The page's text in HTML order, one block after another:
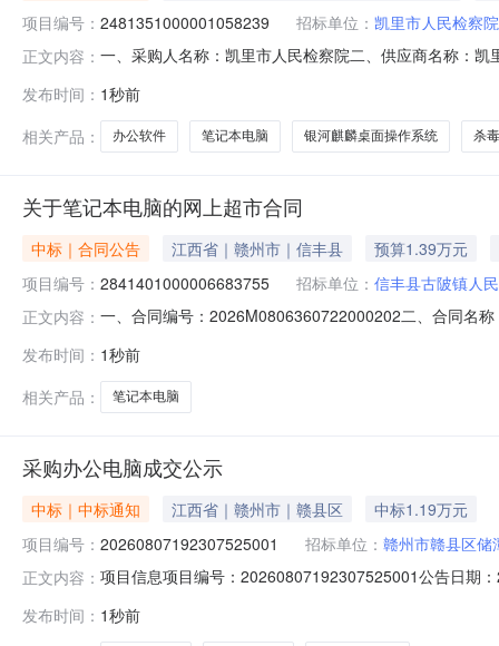
项目编号： 2481351000001058239 招标单位： 凯里市人民检察院
正文内容： 一、采购人名称：凯里市人民检察院二、供应商名称：
脑麒麟9000C2.3GHz16GB512GB华为擎云华为擎云
发布时间： 1秒前
相关产品：
办公软件 笔记本电脑 银河麒麟桌面操作系统 杀
关于笔记本电脑的网上超市合同
中标｜合同公告 江西省｜赣州市｜信丰县
预算1.39万元
项目编号： 2841401000006683755 招标单位： 信丰县古陂镇人
正文内容： 一、合同编号：2026M0806360722000202二、合同名
省赣州市信丰县江西省赣州市信丰县嘉定镇体育中心南
发布时间： 1秒前
相关产品：
笔记本电脑
采购办公电脑成交公示
中标｜中标通知 江西省｜赣州市｜赣县区
中标1.19万元
项目编号： 20260807192307525001 招标单位： 赣州市赣县区储
正文内容： 项目信息项目编号：20260807192307525001公告日期
称品牌参数数量报价(元)总价(元
发布时间： 1秒前